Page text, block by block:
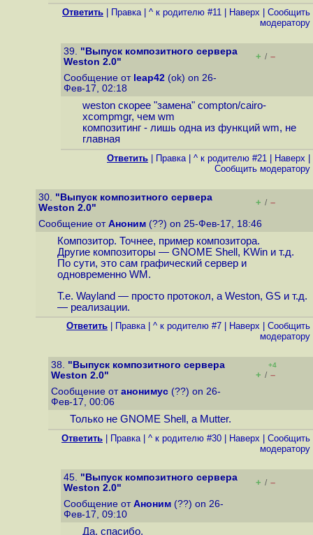
Ответить Правка| ^ к родителю #11 Наверх
Cообщить
модератору
39. "Выпуск композитного сервера
Weston 2.0"
+ / –
Сообщение от leap42 (ok) on 26-
Фев-17, 02:18
weston скорее "замена" compton/cairo-
xcompmgr, чем wm
композитинг - лишь одна из функций wm, не
главная
Ответить Правка| ^ к родителю #21 Наверх
Cообщить модератору
30. "Выпуск композитного сервера
Weston 2.0"
+ / –
Сообщение от Аноним (??) on 25-Фев-17, 18:46
Композитор. Точнее, пример композитора.
Другие композиторы — GNOME Shell, KWin и т.д.
По сути, это сам графический сервер и
одновременно WM.
Т.е. Wayland — просто протокол, а Weston, GS и т.д.
— реализации.
Ответить Правка| ^ к родителю #7 Наверх
Cообщить
модератору
38. "Выпуск композитного сервера
Weston 2.0"
+4
+ / –
Сообщение от анонимус (??) on 26-
Фев-17, 00:06
Только не GNOME Shell, a Mutter.
Ответить Правка| ^ к родителю #30 Наверх
Cообщить
модератору
45. "Выпуск композитного сервера
Weston 2.0"
+ / –
Сообщение от Аноним (??) on 26-
Фев-17, 09:10
Да, спасибо.